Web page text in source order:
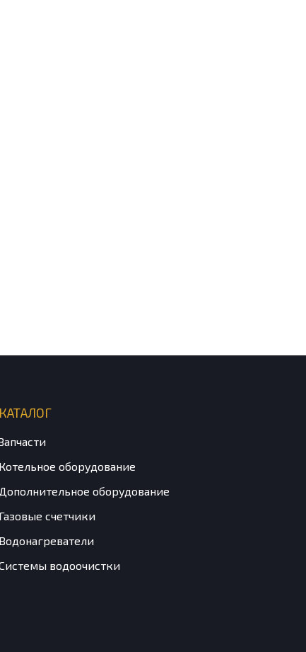
КАТАЛОГ
Котельное оборудование
Дополнительное оборудование
Газовые счетчики
Водонагреватели
водоочистки